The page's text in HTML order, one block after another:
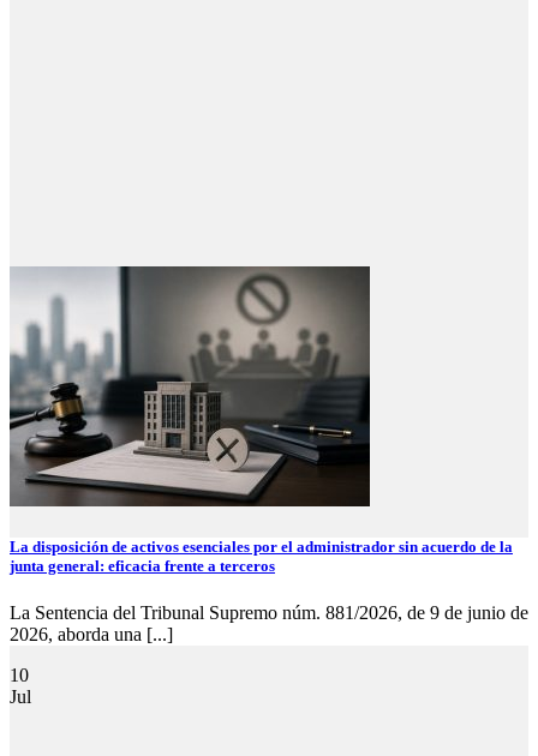
La disposición de activos esenciales por el administrador sin acuerdo de la
junta general: eficacia frente a terceros
La Sentencia del Tribunal Supremo núm. 881/2026, de 9 de junio de
2026, aborda una [...]
10
Jul